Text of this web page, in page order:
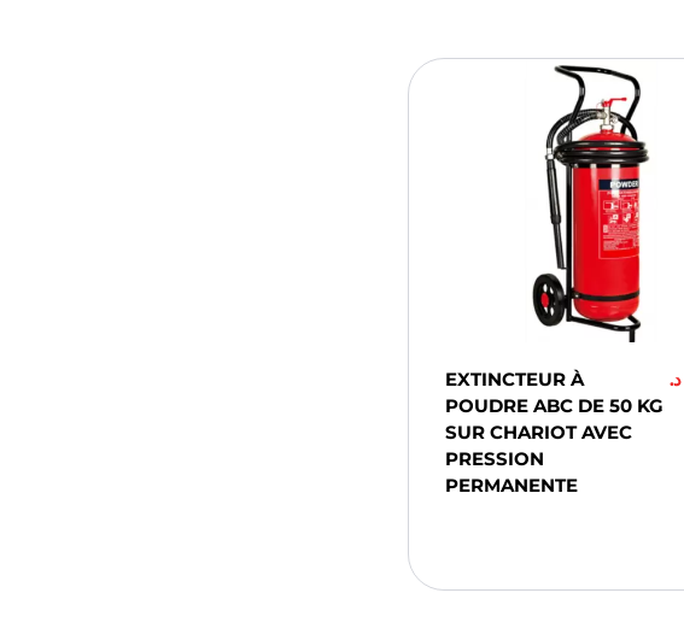
EXTINCTEUR À
POUDRE ABC DE 50 KG
SUR CHARIOT AVEC
PRESSION
PERMANENTE
د.